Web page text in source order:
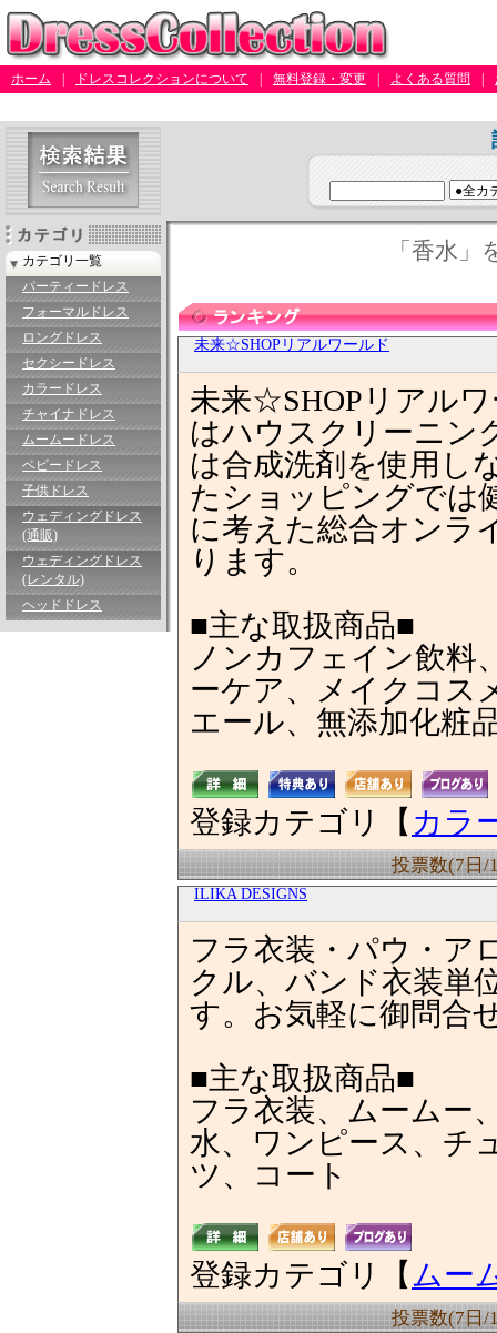
ホーム ドレスコレクションについて 無料登録・変更 よくある質問
カテゴリ一覧
パーティードレス
フォーマルドレス
ロングドレス
セクシードレス
カラードレス
チャイナドレス
ムームードレス
ベビードレス
子供ドレス
ウェディングドレス
(通販)
ウェディングドレス
(レンタル)
ヘッドドレス
「香水
未来☆SHOPリアルワールド
未来☆SHOPリアル
はハウスクリーニン
は合成洗剤を使用し
たショッピングでは
に考えた総合オンラ
ります。
■主な取扱商品■
ノンカフェイン飲料
ーケア、メイクコス
エール、無添加化粧
登録カテゴリ【 カラ
投票数(7日/
ILIKA DESIGNS
フラ衣装・パウ・ア
クル、バンド衣装単
す。お気軽に御問合
■主な取扱商品■
フラ衣装、ムームー
水、ワンピース、チ
ツ、コート
登録カテゴリ【ムー
投票数(7日/